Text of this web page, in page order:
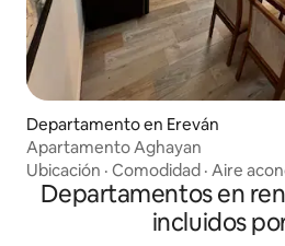
Departamento en Ereván
Apartamento Aghayan
Ubicación · Comodidad · Aire
Departamentos en
incluidos